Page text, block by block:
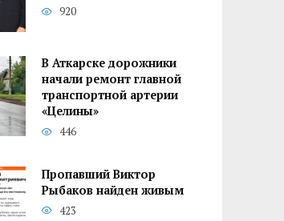
920
В Аткарске дорожники
начали ремонт главной
транспортной артерии
«Целины»
446
Пропавший Виктор
Рыбаков найден живым
423